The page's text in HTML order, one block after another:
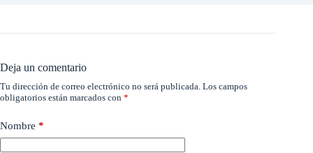
Deja un comentario
Tu dirección de correo electrónico no será publicada. Los campos
obligatorios están marcados con *
Nombre *